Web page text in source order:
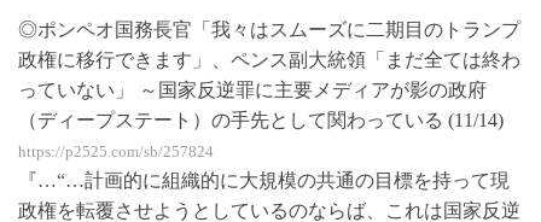
◎ポンペオ国務長官「我々はスムーズに二期目のトランプ
政権に移行できます」、ペンス副大統領「まだ全ては終わ
っていない」 ～国家反逆罪に主要メディアが影の政府
（ディープステート）の手先として関わっている (11/14)
https://p2525.com/sb/257824
『…“…計画的に組織的に大規模の共通の目標を持って現
政権を転覆させようとしているのならば、これは国家反逆